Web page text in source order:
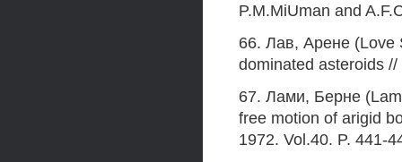
P.M.MiUman and
66. Лав, Арене (Love
dominated asteroids
67. Лами, Берне
free motion of arigid
1972. Vol.40. P. 441-